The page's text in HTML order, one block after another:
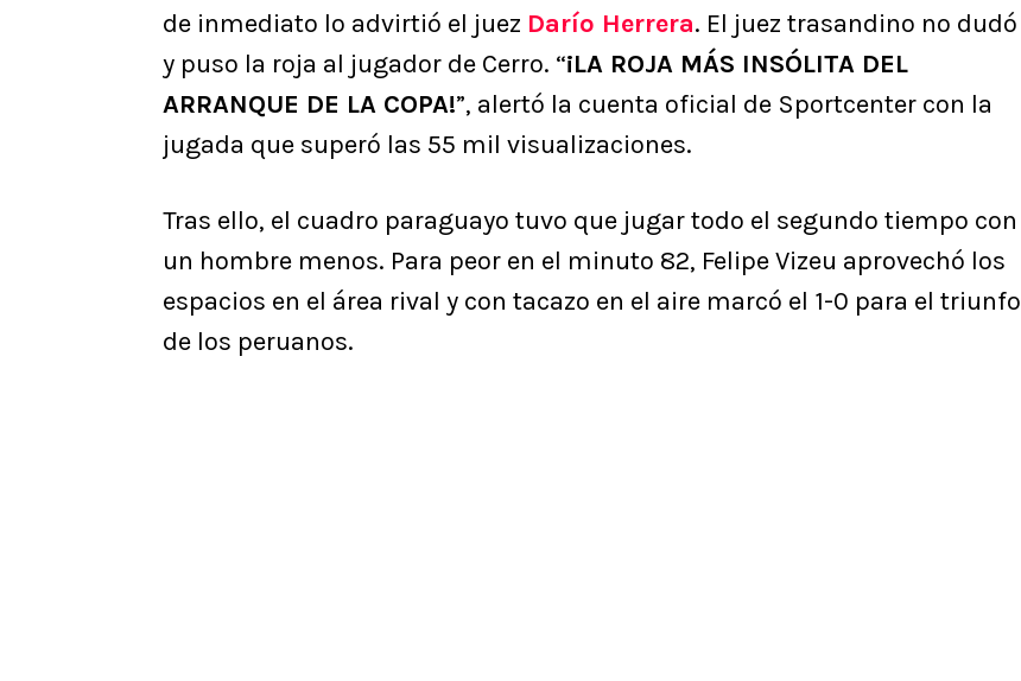
de inmediato lo advirtió el juez Darío Herrera. El juez trasandino no dudó
y puso la roja al jugador de Cerro. “¡LA ROJA MÁS INSÓLITA DEL
ARRANQUE DE LA COPA!”, alertó la cuenta oficial de Sportcenter con la
jugada que superó las 55 mil visualizaciones.
Tras ello, el cuadro paraguayo tuvo que jugar todo el segundo tiempo con
un hombre menos. Para peor en el minuto 82, Felipe Vizeu aprovechó los
espacios en el área rival y con tacazo en el aire marcó el 1-0 para el triunfo
de los peruanos.